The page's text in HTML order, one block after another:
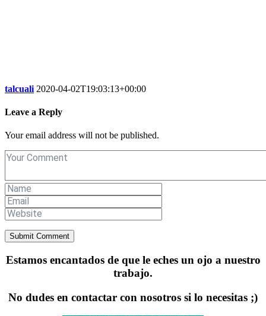
talcuali 2020-04-02T19:03:13+00:00
Leave a Reply
Your email address will not be published.
Estamos encantados de que le eches un ojo a nuestro
trabajo.
No dudes en contactar con nosotros si lo necesitas ;)